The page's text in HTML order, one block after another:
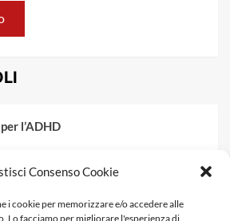
Consenso Cookie
i cookie per memorizzare e/o accedere alle
Lo facciamo per migliorare l'esperienza di
l’ADHD